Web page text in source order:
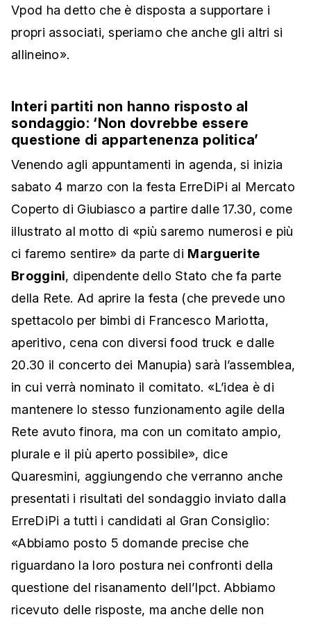
Vpod ha detto che è disposta a supportare i
propri associati, speriamo che anche gli altri si
allineino».
Interi partiti non hanno risposto al
sondaggio: ‘Non dovrebbe essere
questione di appartenenza politica’
Venendo agli appuntamenti in agenda, si inizia
sabato 4 marzo con la festa ErreDiPi al Mercato
Coperto di Giubiasco a partire dalle 17.30, come
illustrato al motto di «più saremo numerosi e più
ci faremo sentire» da parte di Marguerite
Broggini, dipendente dello Stato che fa parte
della Rete. Ad aprire la festa (che prevede uno
spettacolo per bimbi di Francesco Mariotta,
aperitivo, cena con diversi food truck e dalle
20.30 il concerto dei Manupia) sarà l’assemblea,
in cui verrà nominato il comitato. «L’idea è di
mantenere lo stesso funzionamento agile della
Rete avuto finora, ma con un comitato ampio,
plurale e il più aperto possibile», dice
Quaresmini, aggiungendo che verranno anche
presentati i risultati del sondaggio inviato dalla
ErreDiPi a tutti i candidati al Gran Consiglio:
«Abbiamo posto 5 domande precise che
riguardano la loro postura nei confronti della
questione del risanamento dell’Ipct. Abbiamo
ricevuto delle risposte, ma anche delle non